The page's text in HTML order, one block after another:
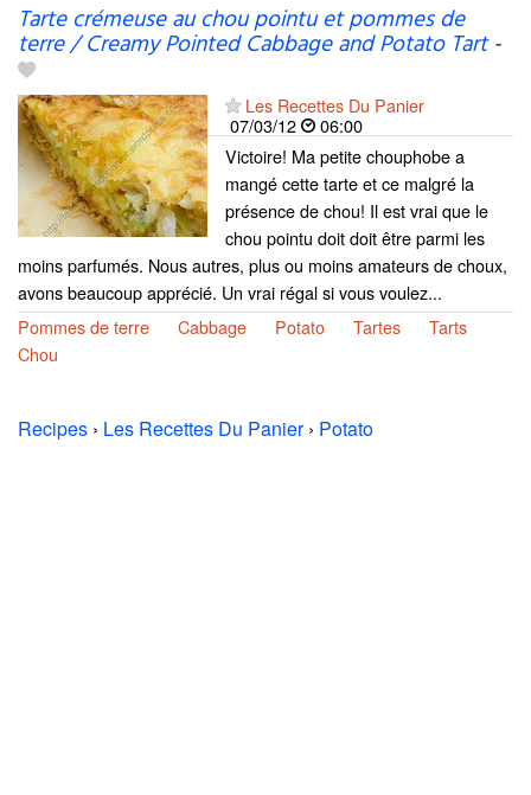
Tarte crémeuse au chou pointu et pommes de
terre / Creamy Pointed Cabbage and Potato Tart-
Les Recettes Du Panier
07/03/12
06:00
Victoire! Ma petite chouphobe a
mangé cette tarte et ce malgré la
présence de chou! Il est vrai que le
chou pointu doit doit être parmi les
moins parfumés. Nous autres, plus ou moins amateurs de choux,
avons beaucoup apprécié. Un vrai régal si vous voulez...
Pommes de terre
Cabbage Potato Tartes
Tarts
Chou
Recipes › Les Recettes Du Panier› Potato